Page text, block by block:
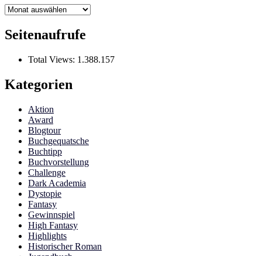
Archiv
Seitenaufrufe
Total Views: 1.388.157
Kategorien
Aktion
Award
Blogtour
Buchgequatsche
Buchtipp
Buchvorstellung
Challenge
Dark Academia
Dystopie
Fantasy
Gewinnspiel
High Fantasy
Highlights
Historischer Roman